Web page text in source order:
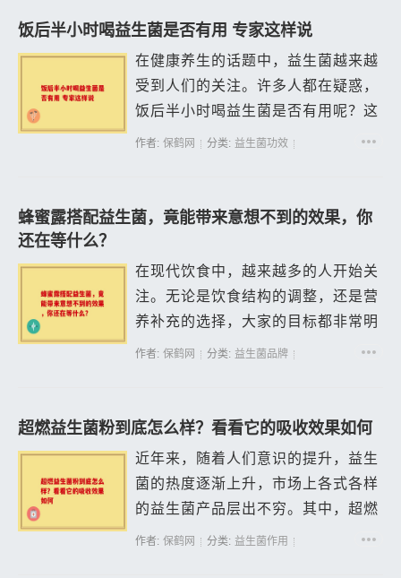
菌不仅...
饭后半小时喝益生菌是否有用 专家这样说
在健康养生的话题中，益生菌越来越
受到人们的关注。许多人都在疑惑，
饭后半小时喝益生菌是否有用呢？这
其实是一个涉及到益生菌的特性、人
机制。...
作者: 保鹤网 分类: 益生菌功效
蜂蜜露搭配益生菌，竟能带来意想不到的效果，你
还在等什么？
在现代饮食中，越来越多的人开始关
注。无论是饮食结构的调整，还是营
养补充的选择，大家的目标都非常明
确：希望通过优质的营养促进身体的
想，这样...
作者: 保鹤网 分类: 益生菌品牌
超燃益生菌粉到底怎么样？看看它的吸收效果如何
近年来，随着人们意识的提升，益生
菌的热度逐渐上升，市场上各式各样
的益生菌产品层出不穷。其中，超燃
益生菌粉因其优秀的吸收效果而备受
作者: 保鹤网 分类: 益生菌作用